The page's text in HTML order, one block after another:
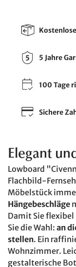
5 Jahre
100 Tage
Sichere
Elegant
Lowboard
Flachbild-
Möbelstück
Hängebeschläge
Damit Sie
Sie die Wahl: an
stellen. Ein
Wohnzimmer.
gestalterische